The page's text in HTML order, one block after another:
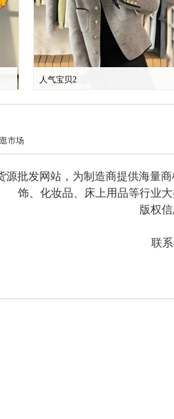
人气宝贝2
市场
源批发网站，为制造商提供海量
饰、化妆品、床上用品等行业
版权信
联